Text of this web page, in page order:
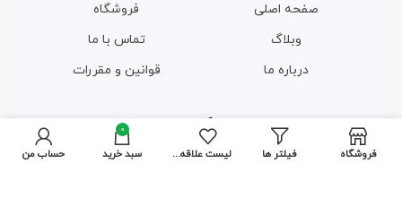
صفحه اصلی
فروشگاه
وبلاگ
تماس با ما
درباره ما
قوانین و مقررات
مجوزها و گواهینامه ها
فروشگاه فیلتر ها لیست علاقه مندی ها
0
سبد خرید حساب من